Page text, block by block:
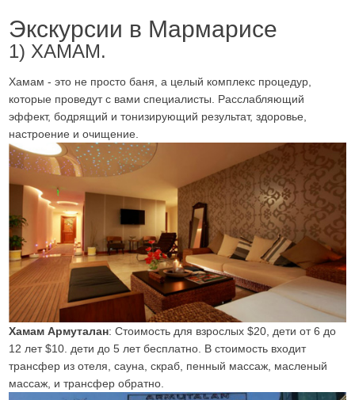
Экскурсии в Мармарисе
1) ХАМАМ.
Хамам - это не просто баня, а целый комплекс процедур,
которые проведут с вами специалисты. Расслабляющий
эффект, бодрящий и тонизирующий результат, здоровье,
настроение и очищение.
Хамам Армуталан: Стоимость для взрослых $20, дети от 6 до
12 лет $10. дети до 5 лет бесплатно. В стоимость входит
трансфер из отеля, сауна, скраб, пенный массаж, масленый
массаж, и трансфер обратно.